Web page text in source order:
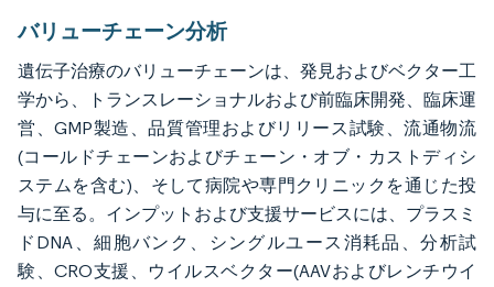
バリューチェーン分析
遺伝子治療のバリューチェーンは、発見およびベクター工
学から、トランスレーショナルおよび前臨床開発、臨床運
営、GMP製造、品質管理およびリリース試験、流通物流
(コールドチェーンおよびチェーン・オブ・カストディシ
ステムを含む)、そして病院や専門クリニックを通じた投
与に至る。インプットおよび支援サービスには、プラスミ
ドDNA、細胞バンク、シングルユース消耗品、分析試
験、CRO支援、ウイルスベクター(AAVおよびレンチウイ